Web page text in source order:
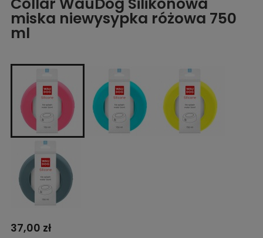
miska niewysypka różowa 750
ml
37,00 zł